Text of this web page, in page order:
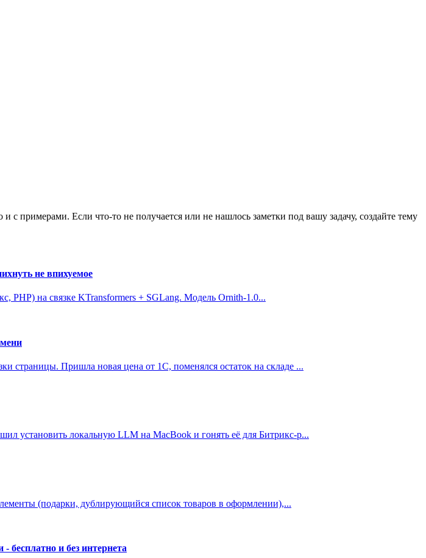
примерами. Если что-то не получается или не нашлось заметки под вашу задачу, создайте тему
не впихуемое
PHP) на связке KTransformers + SGLang. Модель Ornith-1.0...
страницы. Пришла новая цена от 1С, поменялся остаток на складе ...
установить локальную LLM на MacBook и гонять её для Битрикс-р...
(подарки, дублирующийся список товаров в оформлении),...
бесплатно и без интернета